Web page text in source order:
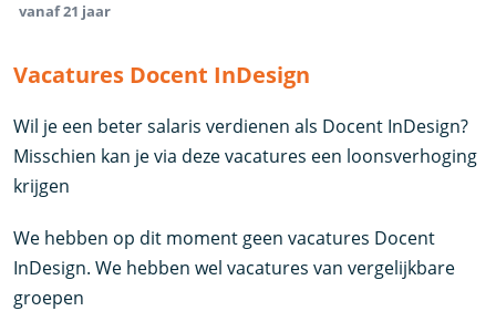
vanaf 21 jaar
Vacatures Docent InDesign
Wil je een beter salaris verdienen als Docent InDesign?
Misschien kan je via deze vacatures een loonsverhoging
krijgen
We hebben op dit moment geen vacatures Docent
InDesign. We hebben wel vacatures van vergelijkbare
groepen